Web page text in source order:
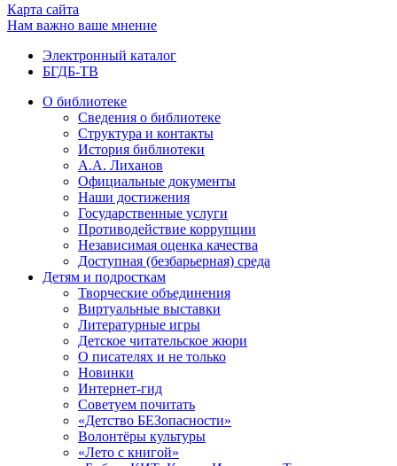
Карта сайта
Нам важно ваше мнение
Электронный каталог
БГДБ-ТВ
О библиотеке
Сведения о библиотеке
Структура и контакты
История библиотеки
А.А. Лиханов
Официальные документы
Наши достижения
Государственные услуги
Противодействие коррупции
Независимая оценка качества
Доступная (безбарьерная) среда
Детям и подросткам
Творческие объединения
Виртуальные выставки
Литературные игры
Детское читательское жюри
О писателях и не только
Новинки
Интернет-гид
Советуем почитать
«Детство БЕЗопасности»
Волонтёры культуры
«Лето с книгой»